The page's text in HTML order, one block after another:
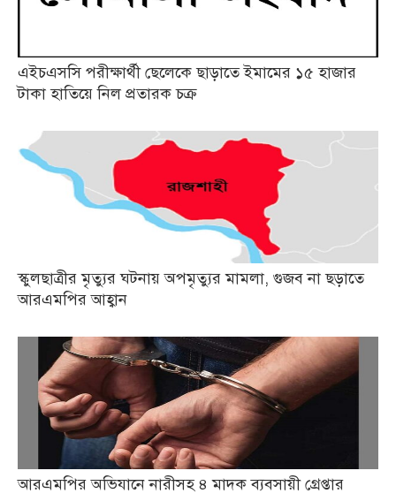
এইচএসসি পরীক্ষার্থী ছেলেকে ছাড়াতে ইমামের ১৫ হাজার
টাকা হাতিয়ে নিল প্রতারক চক্র
স্কুলছাত্রীর মৃত্যুর ঘটনায় অপমৃত্যুর মামলা, গুজব না ছড়াতে
আরএমপির আহ্বান
আরএমপির অভিযানে নারীসহ ৪ মাদক ব্যবসায়ী গ্রেপ্তার